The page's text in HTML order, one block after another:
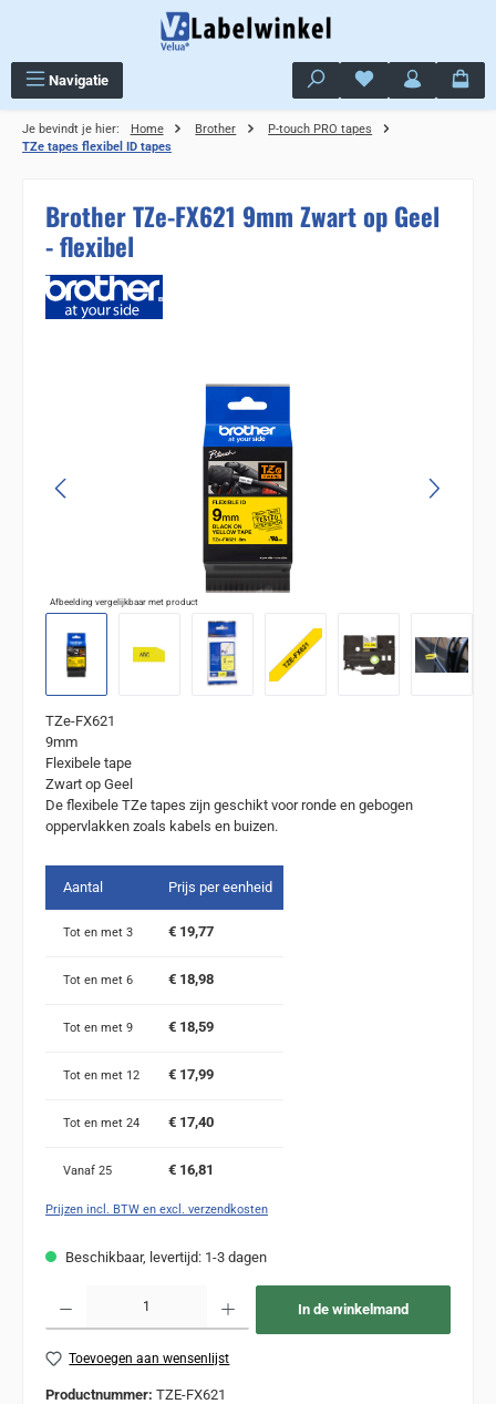
Navigatie Je hebt 0 items op
Je bevindt je hier: Home Brother
P-touch PRO tapes
TZe tapes flexibel ID tapes
Brother TZe-FX621 9mm Zwart op Geel
- flexibel
Afbeelding vergelijkbaar met product
TZe-FX621
9mm
Flexibele tape
Zwart op Geel
De flexibele TZe tapes zijn geschikt voor ronde en gebogen
oppervlakken zoals kabels en buizen.
Aantal Prijs per eenheid
Tot en met 3 € 19,77
Tot en met 6 € 18,98
Tot en met 9 € 18,59
Tot en met 12 € 17,99
Tot en met 24 € 17,40
Vanaf 25 € 16,81
Prijzen incl. BTW en excl. verzendkosten
Beschikbaar, levertijd: 1-3 dagen
In de winkelmand
Toevoegen aan wensenlijst
Productnummer: TZE-FX621